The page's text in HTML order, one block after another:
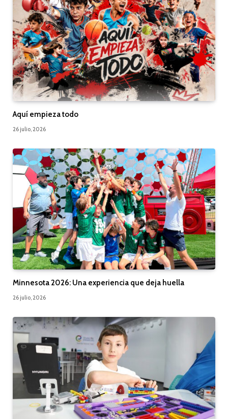
Aquí empieza todo
26 julio, 2026
Minnesota 2026: Una experiencia que deja huella
26 julio, 2026